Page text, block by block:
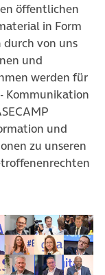
öffentlichen
in Form
durch von uns
und
werden für
Kommunikation
und
zu unseren